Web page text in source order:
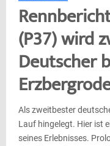
(P37) wird
Deutscher
Als zweitbester
Lauf hingelegt. Hier ist
seines Erlebnisses.